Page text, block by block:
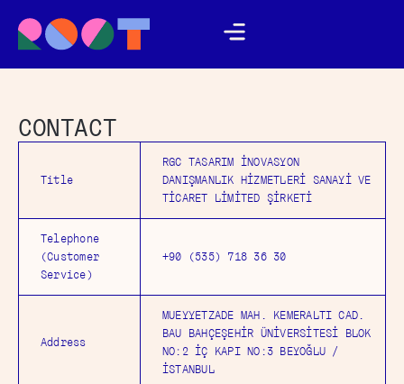
CONTACT
Title
RGC TASARIM İNOVASYON
DANIŞMANLIK HİZMETLERİ SANAYİ VE
TİCARET LİMİTED ŞİRKETİ
Telephone
(Customer
Service)
+90 (535) 718 36 30
Address
MUEYYETZADE MAH. KEMERALTI CAD.
BAU BAHÇEŞEHİR ÜNİVERSİTESİ BLOK
NO:2 İÇ KAPI NO:3 BEYOĞLU /
İSTANBUL